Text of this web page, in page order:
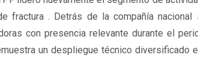
fractura . Detrás de la compañía nacional
con presencia relevante durante el
un despliegue técnico diversificado